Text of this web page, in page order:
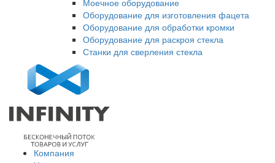
Оборудование для изготовления фацета
Оборудование для обработки кромки
Оборудование для раскроя стекла
Станки для сверления стекла
Компания